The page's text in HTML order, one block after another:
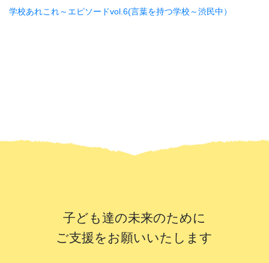
学校あれこれ～エピソードvol.6(言葉を持つ学校～渋民中）
子ども達の未来のために
ご支援をお願いいたします